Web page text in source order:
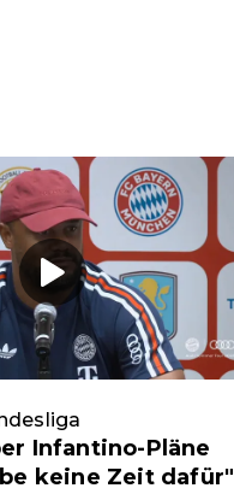
Infantino-Pläne
keine Zeit dafür"